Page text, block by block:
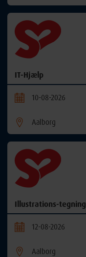
IT-Hjælp
10-08-2026
Aalborg
Illustrations-tegning
12-08-2026
Aalborg